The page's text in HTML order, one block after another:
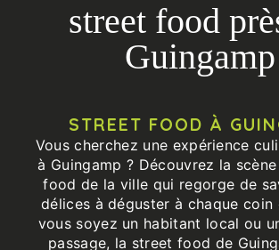
street food
Guingamp
STREET FOOD À
Vous cherchez une expérience
à Guingamp ? Découvrez la
food de la ville qui regorge de
délices à déguster à chaque coin
vous soyez un habitant local ou
passage, la street food de